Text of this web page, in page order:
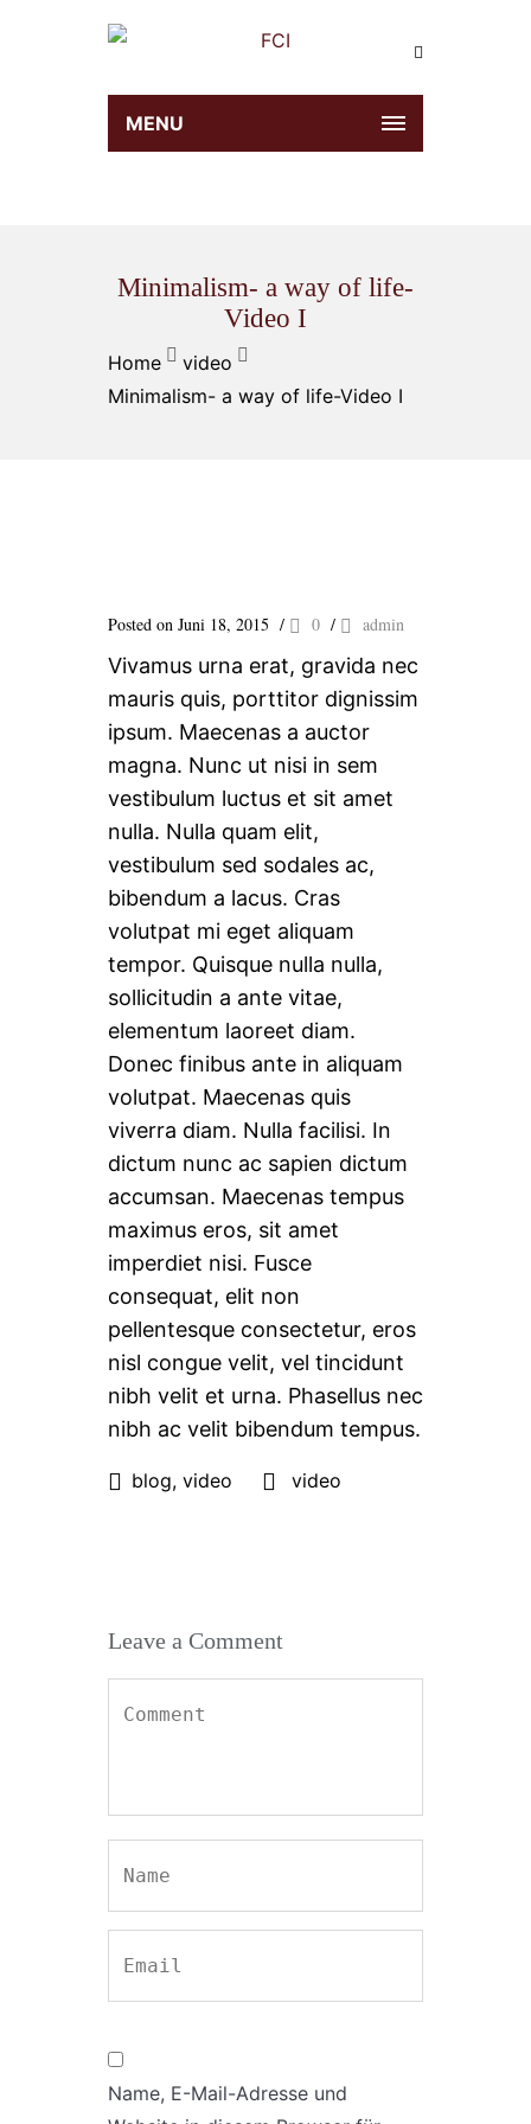
MENU
Minimalism- a way of life-
Video I
Home
video
Minimalism- a way of life-Video I
Posted on Juni 18, 2015 / 0 / admin
Vivamus urna erat, gravida nec
mauris quis, porttitor dignissim
ipsum. Maecenas a auctor
magna. Nunc ut nisi in sem
vestibulum luctus et sit amet
nulla. Nulla quam elit,
vestibulum sed sodales ac,
bibendum a lacus. Cras
volutpat mi eget aliquam
tempor. Quisque nulla nulla,
sollicitudin a ante vitae,
elementum laoreet diam.
Donec finibus ante in aliquam
volutpat. Maecenas quis
viverra diam. Nulla facilisi. In
dictum nunc ac sapien dictum
accumsan. Maecenas tempus
maximus eros, sit amet
imperdiet nisi. Fusce
consequat, elit non
pellentesque consectetur, eros
nisl congue velit, vel tincidunt
nibh velit et urna. Phasellus nec
nibh ac velit bibendum tempus.
blog, video video
Leave a Comment
Name, E-Mail-Adresse und